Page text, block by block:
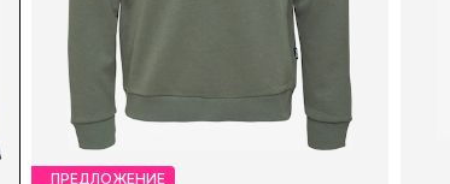
ПРЕДЛОЖЕНИЕ